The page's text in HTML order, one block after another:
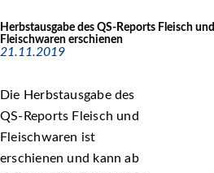
Herbstausgabe des QS-Reports Fleisch und
Fleischwaren erschienen
21.11.2019
Die Herbstausgabe des
QS-Reports Fleisch und
Fleischwaren ist
erschienen und kann ab